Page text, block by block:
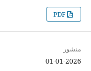
PDF
منشور
01-01-2026